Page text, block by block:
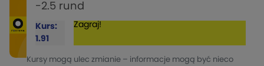
-2.5 rund
Kurs:
1.91
Zagraj!
Kursy mogą ulec zmianie – informacje mogą być nieco